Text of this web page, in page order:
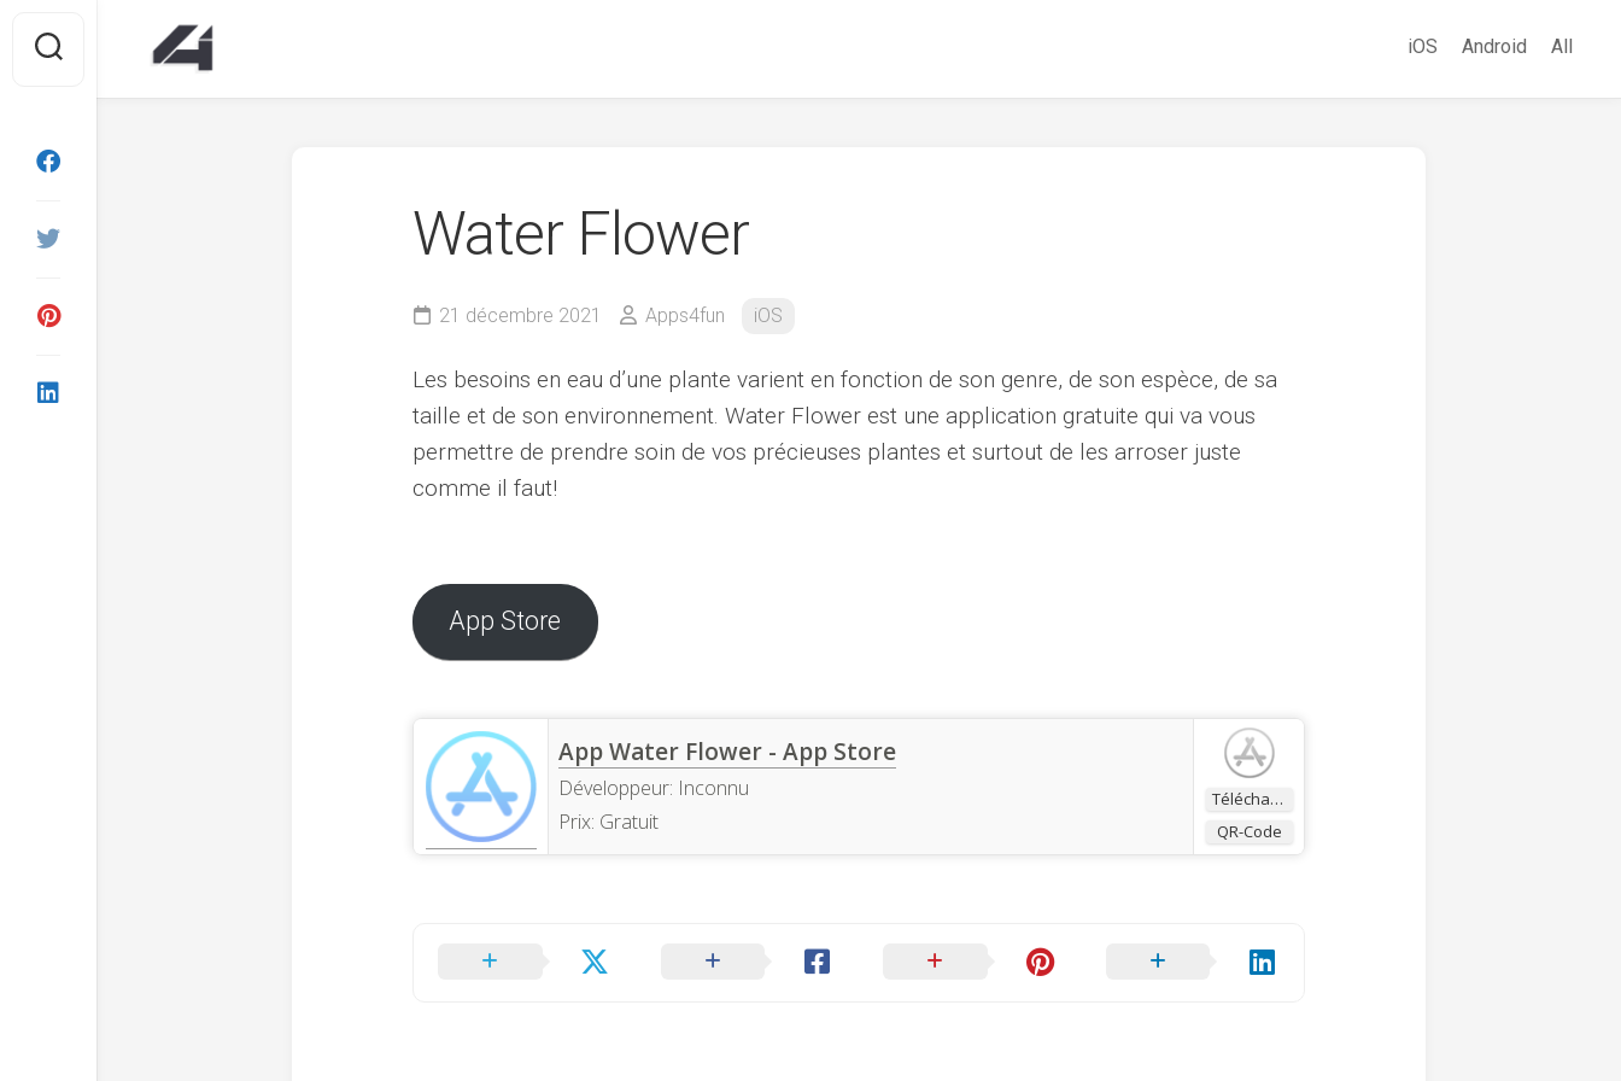
content
iOS Android All
Water Flower
21 décembre 2021 Apps4fun iOS
Les besoins en eau d’une plante varient en fonction de son genre, de son espèce, de sa
taille et de son environnement. Water Flower est une application gratuite qui va vous
permettre de prendre soin de vos précieuses plantes et surtout de les arroser juste
comme il faut!
App Store
Télécharger
QR-Code
App Water Flower - App Store
Développeur: Inconnu
Prix: Gratuit